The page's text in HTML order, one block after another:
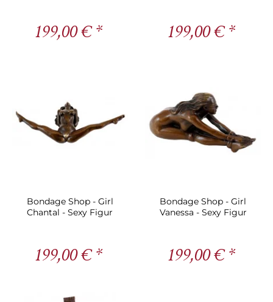
199,00 € * 199,00 € *
Bondage Shop - Girl
Chantal - Sexy Figur
199,00 € *
Bondage Shop - Girl
Vanessa - Sexy Figur
199,00 € *